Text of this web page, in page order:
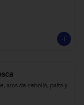
aros de cebolla, palta y